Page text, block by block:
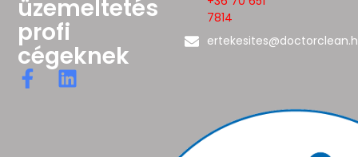
üzemeltetés
profi
cégeknek
7814